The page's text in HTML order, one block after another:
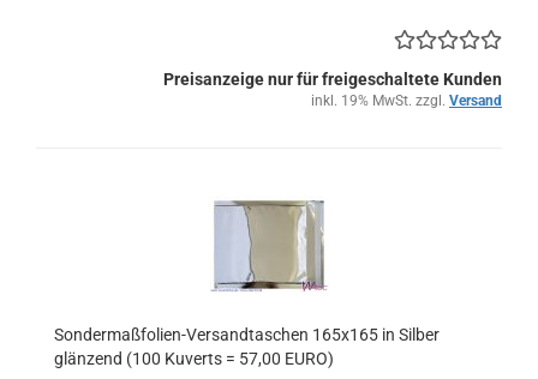
Preisanzeige nur für freigeschaltete Kunden
inkl. 19% MwSt. zzgl. Versand
Sondermaßfolien-Versandtaschen 165x165 in Silber
glänzend (100 Kuverts = 57,00 EURO)